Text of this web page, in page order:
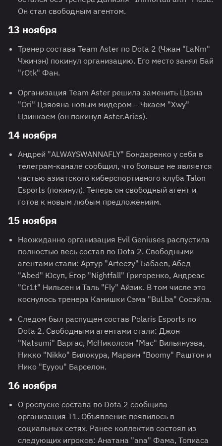
Он стал свободным агентом.
13 ноября
Тренер состава Team Aster по Dota 2 (Чжан "LaNm"
Чжичэн) покинул организацию. Его место занял Бай
"rOtk" Фан.
Организация Team Aster решила заменить Цзэна
"Ori" Цзяояна новым мидером – Чжаем "Xwy"
Цзинкаем (он покинул Aster.Aries).
14 ноября
Андрей "ALWAYSWANNAFLY" Бондаренко у себя в
телеграм-канале сообщил, что больше не является
частью азиатского киберспортивного клуба Talon
Esports (покинул). Теперь он свободный агент и
готов к новым любым предложениям.
15 ноября
Неожиданно организация Evil Geniuses распустила
полностью весь состав по Dota 2. Свободными
агентами стали: Артур "Arteezy" Бабаев, Абед
"Abed" Юсуп, Егор "Nightfall" Григоренко, Андреас
"Cr1t" Нильсен и Таль "Fly" Айзик. В том числе это
коснулось тренера Канишки Сэма "BuLba" Сосэйла.
Следом был распущен состав Polaris Esports по
Dota 2. Свободными агентами стали: Джон
"Natsumi" Варгас, МсНиколсон "Mac" Вильянуэва,
Никко "Nikko" Билокура, Марвин "Boomy" Раштон и
Нико "Eyyou" Барселон.
16 ноября
О роспуске состава по Dota 2 сообщила
организация T1. Объявление появилось в
социальных сетях. Ранее коллектив состоял из
следующих игроков: Анатана "ana" Фама, Топиаса